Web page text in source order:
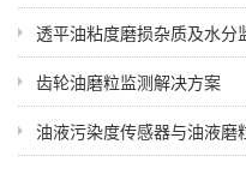
透平油粘度磨损杂质及水分
齿轮油磨粒监测解决方案
油液污染度传感器与油液磨